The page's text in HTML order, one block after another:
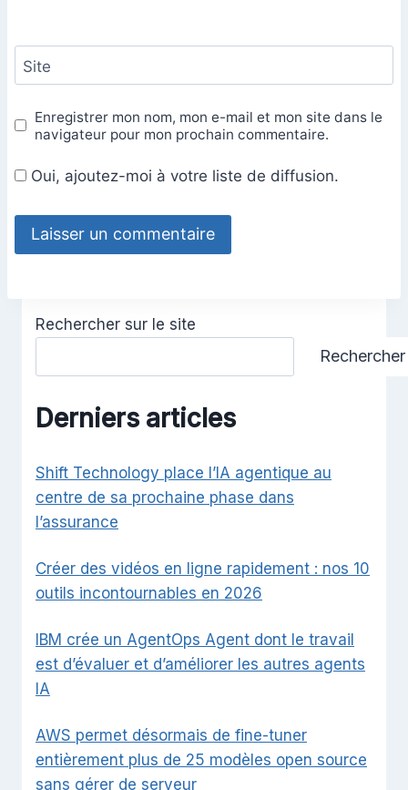
Site
Enregistrer mon nom, mon e-mail et mon site dans le
navigateur pour mon prochain commentaire.
Oui, ajoutez-moi à votre liste de diffusion.
Rechercher sur le site
Rechercher
Derniers articles
Shift Technology place l’IA agentique au
centre de sa prochaine phase dans
l’assurance
Créer des vidéos en ligne rapidement : nos 10
outils incontournables en 2026
IBM crée un AgentOps Agent dont le travail
est d’évaluer et d’améliorer les autres agents
IA
AWS permet désormais de fine-tuner
entièrement plus de 25 modèles open source
sans gérer de serveur